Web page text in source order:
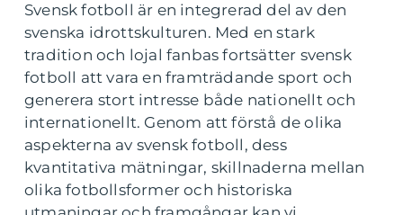
Svensk fotboll är en integrerad del av den
svenska idrottskulturen. Med en stark
tradition och lojal fanbas fortsätter svensk
fotboll att vara en framträdande sport och
generera stort intresse både nationellt och
internationellt. Genom att förstå de olika
aspekterna av svensk fotboll, dess
kvantitativa mätningar, skillnaderna mellan
olika fotbollsformer och historiska